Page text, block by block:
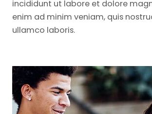
incididunt ut labore et dolore
enim ad minim veniam, quis
ullamco laboris.